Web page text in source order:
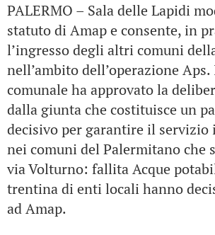
PALERMO – Sala delle Lapidi
statuto di Amap e consente, in
l’ingresso degli altri comuni
nell’ambito dell’operazione
comunale ha approvato la
dalla giunta che costituisce un
decisivo per garantire il
nei comuni del Palermitano che
via Volturno: fallita Acque
trentina di enti locali hanno
ad Amap.